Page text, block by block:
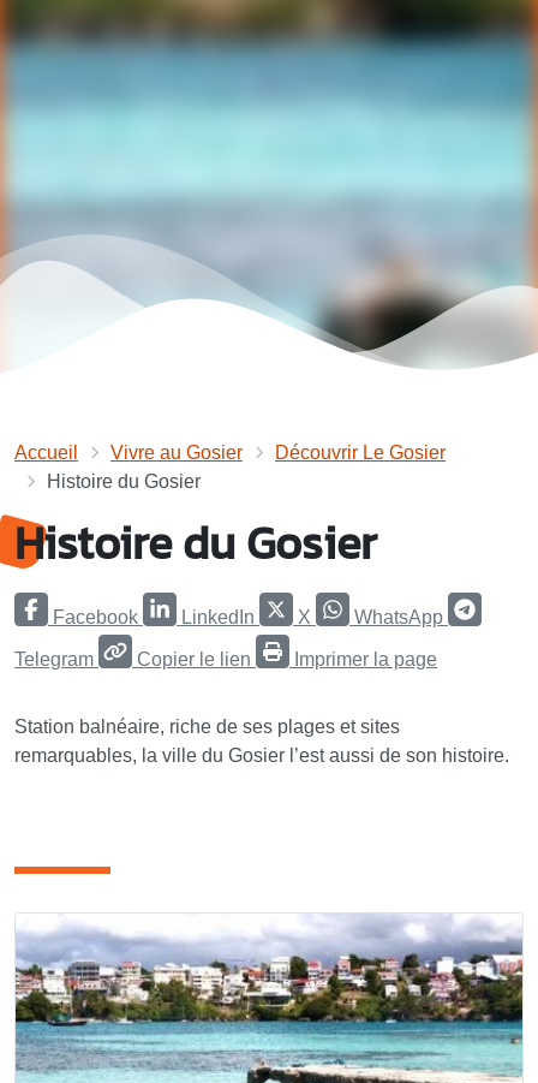
Accueil Vivre au Gosier
Découvrir Le Gosier
Histoire du Gosier
Histoire du Gosier
Facebook LinkedIn X WhatsApp
Telegram Copier le lien Imprimer la page
Station balnéaire, riche de ses plages et sites
remarquables, la ville du Gosier l’est aussi de son histoire.
articles rubrique